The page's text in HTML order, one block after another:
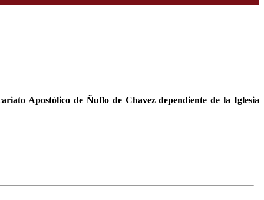
Apostólico de Ñuflo de Chavez dependiente de la Iglesia